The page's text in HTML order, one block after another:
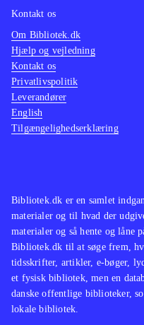
Bibliotek.dk er en samlet
materialer og til hvad der
materialer og så hente og låne
Bibliotek.dk til at søge frem,
tidsskrifter, artikler, e-bøger,
et fysisk bibliotek, men en
danske offentlige biblioteker,
lokale bibliotek.
Kontakt os
Om Bibliotek.dk
Hjælp og vejledning
Kontakt os
Privatlivspolitik
Leverandører
English
Tilgængelighedserklæring